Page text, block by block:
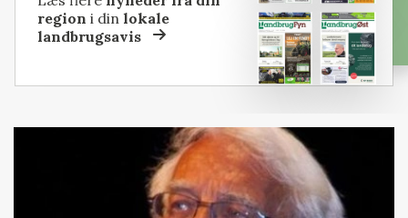
region i dinlokale
landbrugsavis